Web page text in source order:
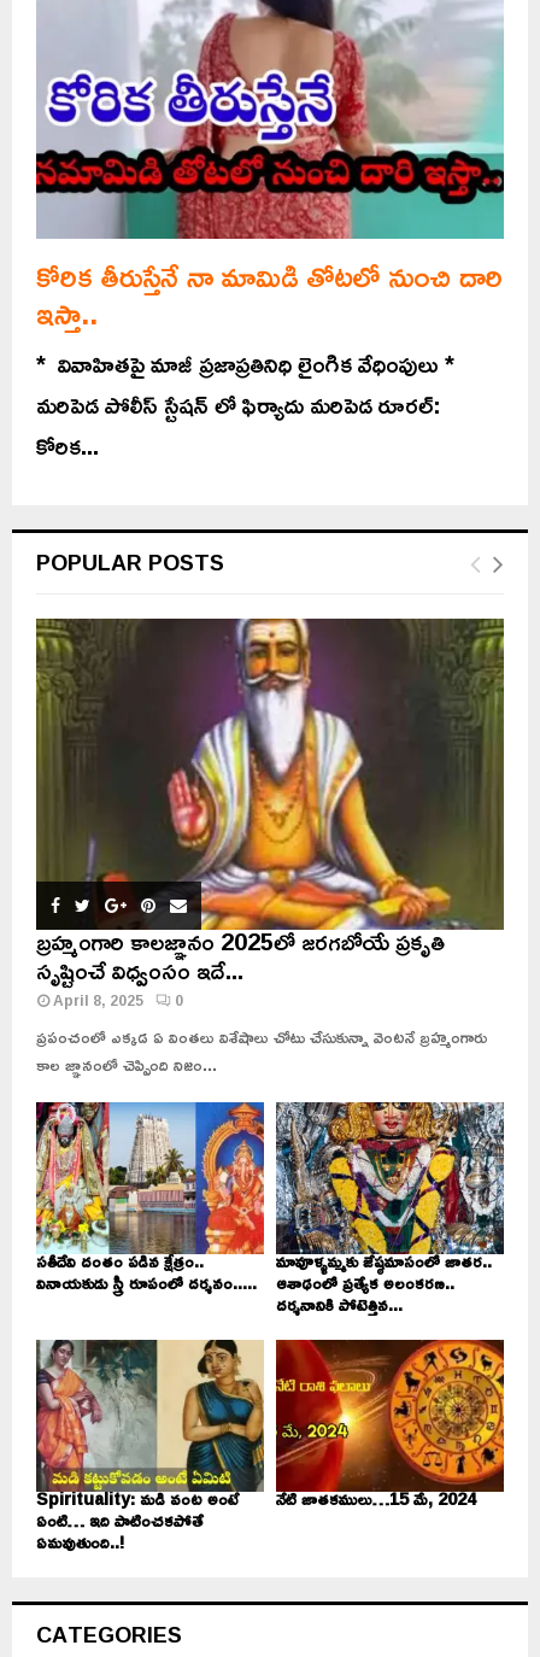
కోరిక తీరుస్తేనే నా మామిడి తోటలో నుంచి దారి
ఇస్తా..
* వివాహితపై మాజీ ప్రజాప్రతినిధి లైంగిక వేధింపులు *
మరిపెడ పోలీస్ స్టేషన్ లో ఫిర్యాదు మరిపెడ రూరల్:
కోరిక...
POPULAR POSTS
బ్రహ్మంగారి కాలజ్ఞానం 2025లో జరగబోయే ప్రకృతి
సృష్టించే విధ్వంసం ఇదే...
April 8, 2025 0
ప్రపంచంలో ఎక్కడ ఏ వింతలు విశేషాలు చోటు చేసుకున్నా వెంటనే బ్రహ్మంగారు
కాల జ్ఞానంలో చెప్పింది నిజం...
సతీదేవి దంతం పడిన క్షేత్రం..
వినాయకుడు స్త్రీ రూపంలో దర్శనం.....
మావూళ్ళమ్మకు జేష్ఠమాసంలో జాతర..
ఆశాఢంలో ప్రత్యేక అలంకరణ..
దర్శనానికి పోటెత్తిన...
Spirituality: మడి వంట అంటే
ఏంటి… ఇది పాటించకపోతే
ఏమవుతుంది..!
నేటి జాతకములు…15 మే, 2024
CATEGORIES